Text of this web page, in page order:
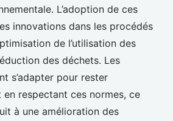
L’adoption de ces
innovations dans les procédés
de l’utilisation des
des déchets. Les
s’adapter pour rester
respectant ces normes, ce
à une amélioration des